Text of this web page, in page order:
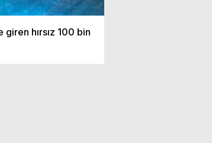
giren hırsız 100 bin